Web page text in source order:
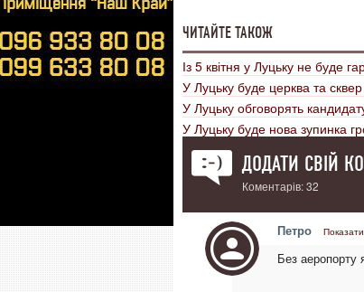
ЧИТАЙТЕ ТАКОЖ
Із 5 квітня у Луцьку не буде
У Луцьку буде церква та сквер
У Луцьку обговорять
У Луцьку буде нова зупинка
ДОДАТИ СВІЙ
Коментарів: 32
Петро
Без аеропорту